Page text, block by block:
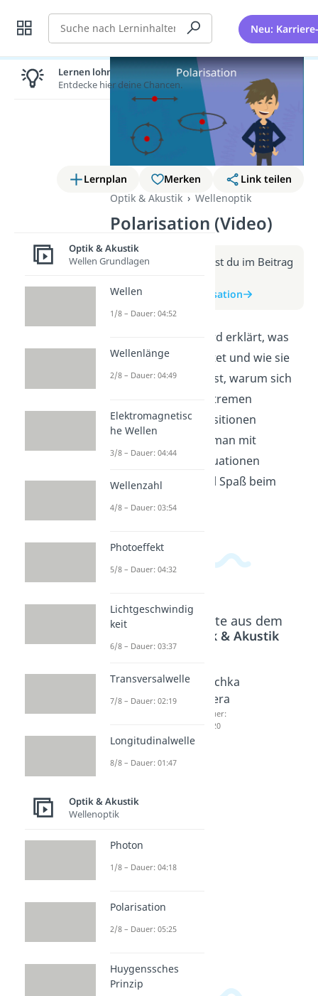
Suche Neu:
Lernplan Merken
Link teilen
Optik & Akustik
Wellenoptik
Polarisation (Video)
Weitere Infos erhältst du im Beitrag
zum Beitrag: Polarisation
In diesem Video wird erklärt, was
Polarisation bedeutet und wie sie
entsteht. Du erfährst, warum sich
Menschen oft in extremen
Meinungen und Positionen
verhärten und wie man mit
polarisierenden Situationen
umgehen kann. Viel Spaß beim
Lernen!
Beliebte Inhalte aus dem
Optik & Akustik
Huygen
ssches
04:32
Sammel
linse
Zerstre
uungssli
nse
Lochka
mera
Dauer:
04:20
Lernen lohnt sich!
Entdecke hier deine Chancen.
Optik & Akustik
Wellen Grundlagen
Wellen
1/8 – Dauer: 04:52
Wellenlänge
2/8 – Dauer: 04:49
Elektromagnetisc
he Wellen
3/8 – Dauer: 04:44
Wellenzahl
4/8 – Dauer: 03:54
Photoeffekt
5/8 – Dauer: 04:32
Lichtgeschwindig
keit
6/8 – Dauer: 03:37
Transversalwelle
7/8 – Dauer: 02:19
Longitudinalwelle
8/8 – Dauer: 01:47
Optik & Akustik
Wellenoptik
Photon
1/8 – Dauer: 04:18
Polarisation
2/8 – Dauer: 05:25
Huygenssches
Prinzip